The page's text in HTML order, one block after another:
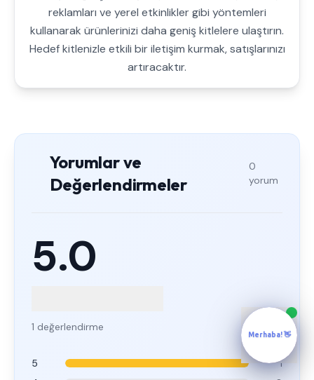
reklamları ve yerel etkinlikler gibi yöntemleri
kullanarak ürünlerinizi daha geniş kitlelere ulaştırın.
Hedef kitlenizle etkili bir iletişim kurmak, satışlarınızı
artıracaktır.
Yorumlar ve
Değerlendirmeler
0
yorum
5.0
1 değerlendirme
5
1
Merhaba! 👋